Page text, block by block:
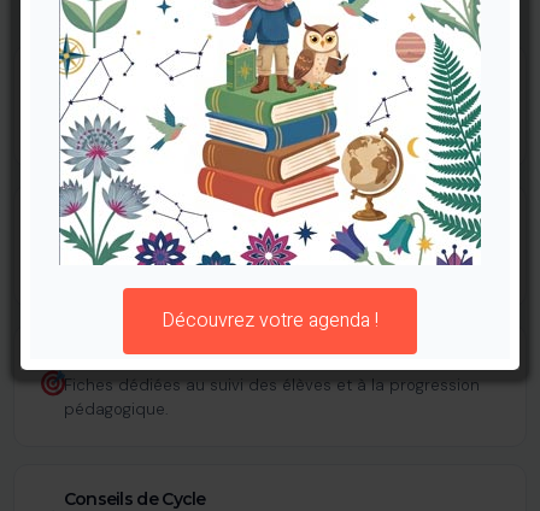
Vision Annuelle
De septembre 2026 à août 2027 pour une projection
claire de l'année scolaire.
Semainier Détaillé
Deux pages par semaine pour organiser vos séquences
et tâches quotidiennes.
Suivi de Classe
Fiches dédiées au suivi des élèves et à la progression
pédagogique.
Conseils de Cycle
Découvrez votre agenda !